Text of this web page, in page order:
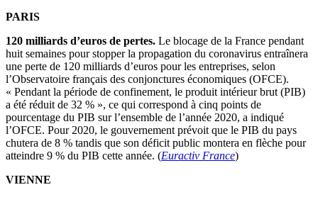
PARIS
120 milliards d’euros de pertes. Le blocage de la France pendant
huit semaines pour stopper la propagation du coronavirus entraînera
une perte de 120 milliards d’euros pour les entreprises, selon
l’Observatoire français des conjonctures économiques (OFCE).
« Pendant la période de confinement, le produit intérieur brut (PIB)
a été réduit de 32 % », ce qui correspond à cinq points de
pourcentage du PIB sur l’ensemble de l’année 2020, a indiqué
l’OFCE. Pour 2020, le gouvernement prévoit que le PIB du pays
chutera de 8 % tandis que son déficit public montera en flèche pour
atteindre 9 % du PIB cette année. (Euractiv France)
VIENNE